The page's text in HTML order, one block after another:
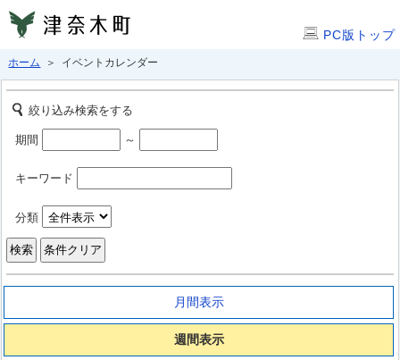
PC版トップ
ホーム ＞ イベントカレンダー
絞り込み検索をする
期間 ～
キーワード
分類
月間表示
週間表示